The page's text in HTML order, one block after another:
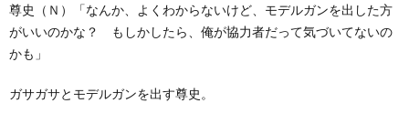
尊史（Ｎ）「なんか、よくわからないけど、モデルガンを出した方
がいいのかな？ もしかしたら、俺が協力者だって気づいてないの
かも」
ガサガサとモデルガンを出す尊史。